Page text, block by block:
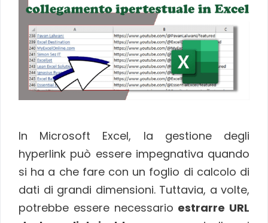
In Microsoft Excel, la gestione degli
hyperlink può essere impegnativa quando
si ha a che fare con un foglio di calcolo di
dati di grandi dimensioni. Tuttavia, a volte,
potrebbe essere necessario estrarre URL